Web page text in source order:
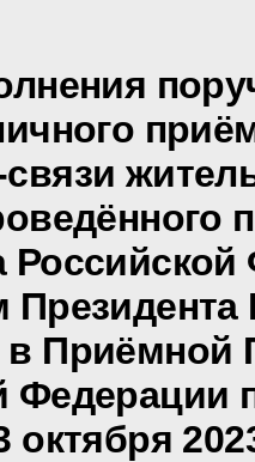
Президента
Приёмной
Федерации
октября